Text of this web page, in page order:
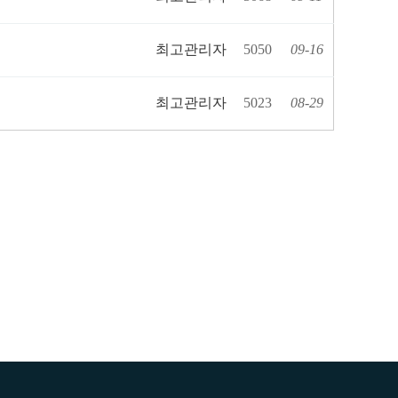
최고관리자 5050 09-16
최고관리자 5023 08-29